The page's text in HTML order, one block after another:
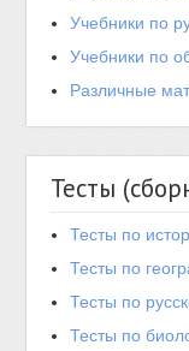
Учебники по
Учебники по
Различные
Тесты
Тесты по
Тесты по
Тесты по
Тесты по